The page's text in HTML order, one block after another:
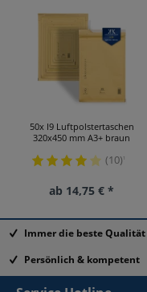
50x I9 Luftpolstertaschen
320x450 mm A3+ braun
(10)¹
ab 14,75 € *
Immer die beste Qualität
Persönlich & kompetent